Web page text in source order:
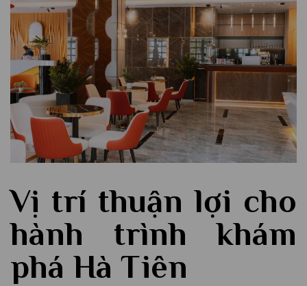
Vị trí thuận lợi cho
hành trình khám
phá Hà Tiên